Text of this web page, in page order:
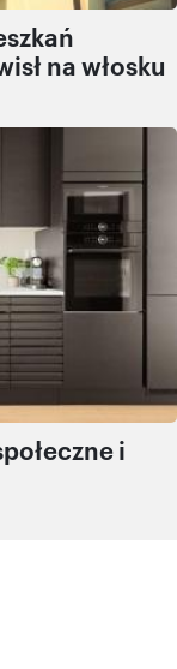
na włosku
i